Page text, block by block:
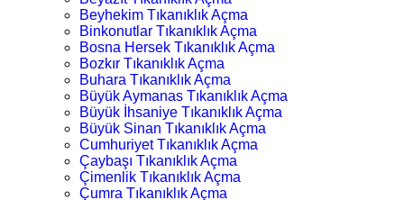
Beyhekim Tıkanıklık Açma
Binkonutlar Tıkanıklık Açma
Bosna Hersek Tıkanıklık Açma
Bozkır Tıkanıklık Açma
Buhara Tıkanıklık Açma
Büyük Aymanas Tıkanıklık Açma
Büyük İhsaniye Tıkanıklık Açma
Büyük Sinan Tıkanıklık Açma
Cumhuriyet Tıkanıklık Açma
Çaybaşı Tıkanıklık Açma
Çimenlik Tıkanıklık Açma
Çumra Tıkanıklık Açma